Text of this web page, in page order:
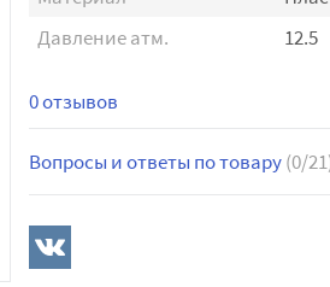
Давление атм.
12.5
0 отзывов
Вопросы и ответы по товару(0/